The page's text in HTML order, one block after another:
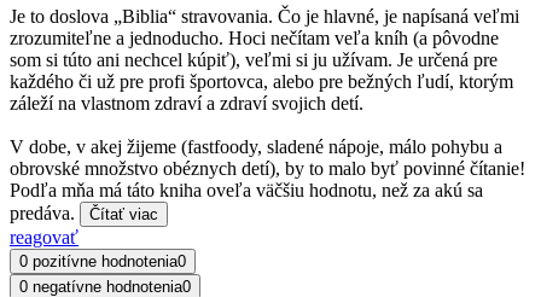
Je to doslova „Biblia“ stravovania. Čo je hlavné, je napísaná veľmi
zrozumiteľne a jednoducho. Hoci nečítam veľa kníh (a pôvodne
som si túto ani nechcel kúpiť), veľmi si ju užívam. Je určená pre
každého či už pre profi športovca, alebo pre bežných ľudí, ktorým
záleží na vlastnom zdraví a zdraví svojich detí.
V dobe, v akej žijeme (fastfoody, sladené nápoje, málo pohybu a
obrovské množstvo obéznych detí), by to malo byť povinné čítanie!
Podľa mňa má táto kniha oveľa väčšiu hodnotu, než za akú sa
predáva.
Čítať viac
reagovať
0 pozitívne hodnotenia0
0 negatívne hodnotenia0